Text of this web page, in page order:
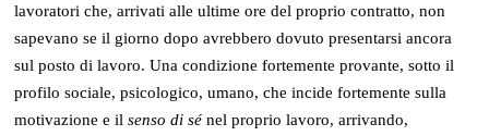
lavoratori che, arrivati alle ultime ore del proprio contratto, non
sapevano se il giorno dopo avrebbero dovuto presentarsi ancora
sul posto di lavoro. Una condizione fortemente provante, sotto il
profilo sociale, psicologico, umano, che incide fortemente sulla
motivazione e ilsenso di sé nel proprio lavoro, arrivando,